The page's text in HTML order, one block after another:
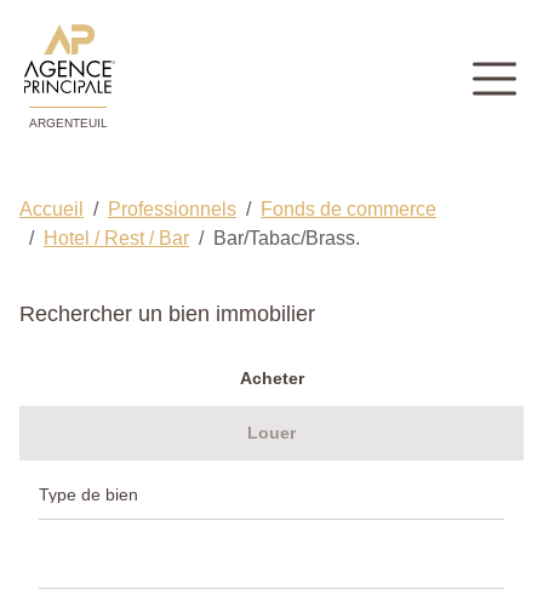
ARGENTEUIL
Accueil Professionnels
Fonds de commerce
Hotel / Rest / Bar
Bar/Tabac/Brass.
Rechercher un bien immobilier
Acheter
Louer